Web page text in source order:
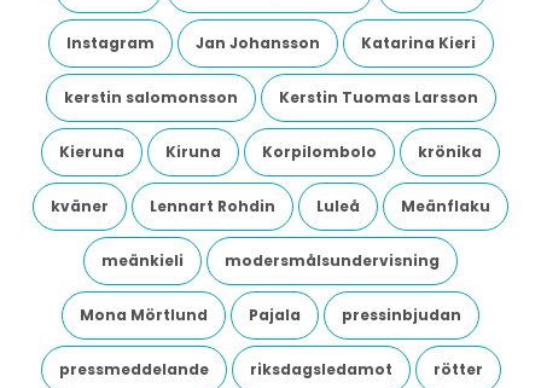
Instagram Jan Johansson Katarina Kieri
kerstin salomonsson Kerstin Tuomas Larsson
Kieruna Kiruna Korpilombolo krönika
kväner Lennart Rohdin Luleå Meänflaku
meänkieli modersmålsundervisning
Mona Mörtlund Pajala pressinbjudan
pressmeddelande riksdagsledamot rötter